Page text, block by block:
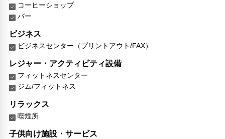
コーヒーショップ
バー
ビジネス
ビジネスセンター（プリントアウト/FAX）
レジャー・アクティビティ設備
フィットネスセンター
ジム/フィットネス
リラックス
喫煙所
子供向け施設・サービス